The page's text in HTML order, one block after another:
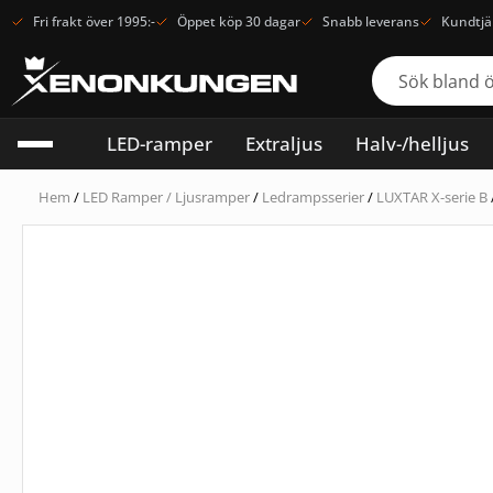
Fri frakt över 1995:- Öppet köp 30 dagar Snabb leverans
LED-ramper Extraljus Halv-/helljus
Hem / LED Ramper / Ljusramper/ Ledrampsserier/ LUXTAR X-serie B